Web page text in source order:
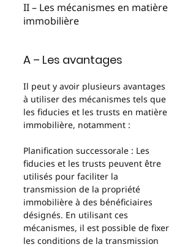
II – Les mécanismes en matière
immobilière
A – Les avantages
Il peut y avoir plusieurs avantages
à utiliser des mécanismes tels que
les fiducies et les trusts en matière
immobilière, notamment :
Planification successorale : Les
fiducies et les trusts peuvent être
utilisés pour faciliter la
transmission de la propriété
immobilière à des bénéficiaires
désignés. En utilisant ces
mécanismes, il est possible de fixer
les conditions de la transmission